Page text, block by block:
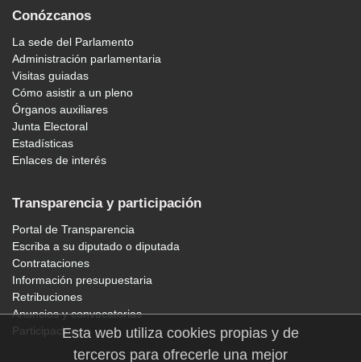
Conózcanos
La sede del Parlamento
Administración parlamentaria
Visitas guiadas
Cómo asistir a un pleno
Órganos auxiliares
Junta Electoral
Estadísticas
Enlaces de interés
Transparencia y participación
Portal de Transparencia
Escriba a su diputado o diputada
Contrataciones
Información presupuestaria
Retribuciones
Anuncios y convocatorias
ParticipaciónEsta web utiliza cookies propias y de
terceros para ofrecerle una mejor